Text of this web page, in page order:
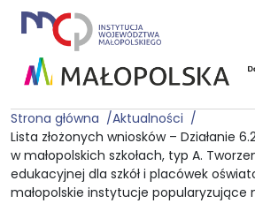
Strona główna
Aktualności
Lista złożonych wniosków – Działanie
w małopolskich szkołach, typ A.
edukacyjnej dla szkół i placówek
małopolskie instytucje popularyzujące